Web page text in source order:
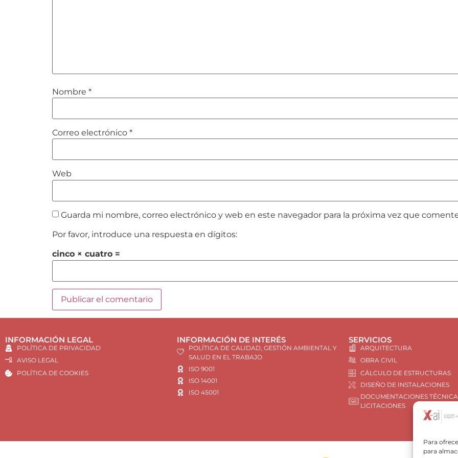
Para
para
Nombre *
Correo electrónico *
Web
Guarda mi nombre, correo electrónico y web en este navegador para la próxima vez que
Por favor, introduce una respuesta en dígitos:
cinco × cuatro =
INFORMACIÓN LEGAL
POLÍTICA DE PRIVACIDAD
AVISO LEGAL
POLÍTICA DE COOKIES
INFORMACIÓN DE INTERÉS
POLÍTICA DE CALIDAD, GESTIÓN AMBIENTAL Y
SALUD EN EL TRABAJO
ISO 9001
ISO 14001
ISO 45001
SERVICIOS
ARQUITECTURA
OBRA CIVIL
CÁLCULO DE ESTRUCTURAS
DISEÑO DE INSTALACIONES
DOCUMENTACIONES
LICITACIONES